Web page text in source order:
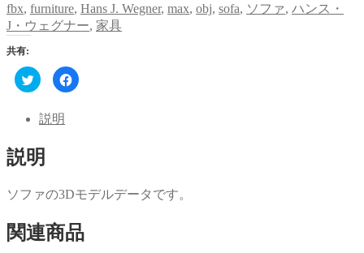
fbx, furniture, Hans J. Wegner, max, obj, sofa, ソファ, ハンス・
J・ウェグナー, 家具
共有:
ク
リ
し
て
で
共
有
い
ウ
ン
ド
ウ
Facebook
で
し
て
だ
さ
い
説明
説明
ソファの3Dモデルデータです。
関連商品